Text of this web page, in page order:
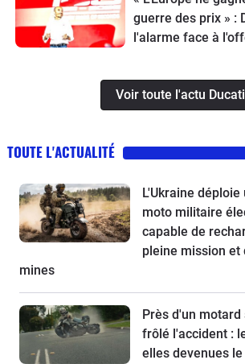
guerre des prix » :
l'alarme face à
Voir toute l'actu Ducati
TOUTE L'ACTUALITÉ
L'Ukraine
moto militaire
capable de
pleine mission
mines
Près d'un
frôlé l'accident :
elles devenues